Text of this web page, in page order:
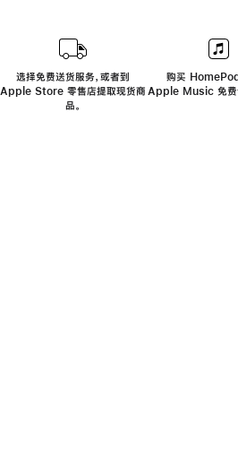
选择免费送货服务，或者到
Apple Store 零售店提取现货商
品。
购买
Apple Music 免费